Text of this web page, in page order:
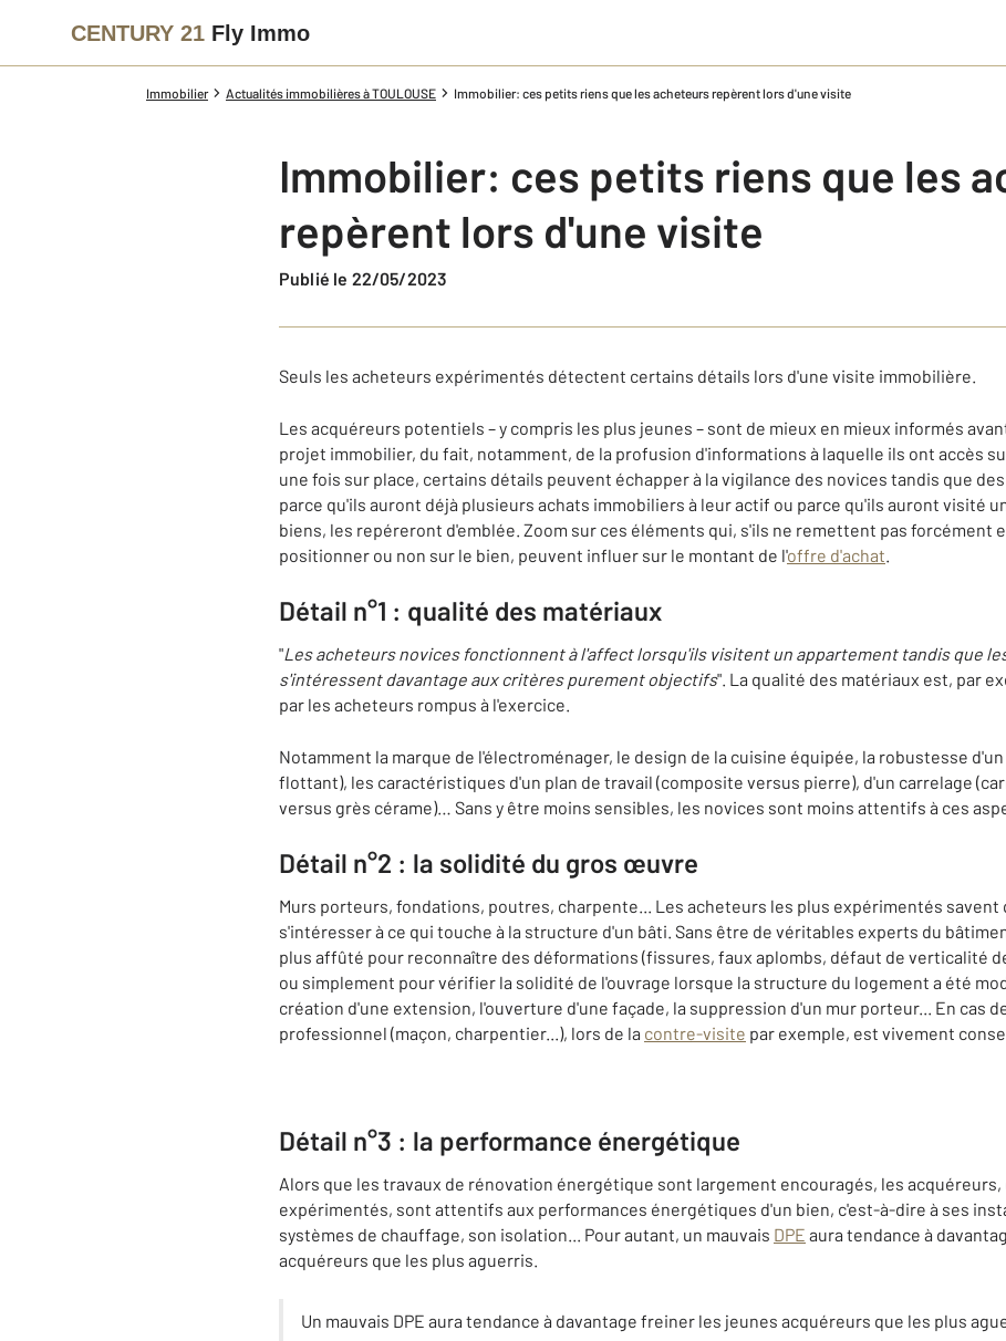
CENTURY 21 Fly Immo
Immobilier Actualités immobilières à TOULOUSE Immobilier: ces petits riens que les acheteurs repèrent lors d'une visite
Immobilier: ces petits riens que les
repèrent lors d'une visite
Publié le 22/05/2023
Seuls les acheteurs expérimentés détectent certains détails lors d'une visite immobilière.
Les acquéreurs potentiels – y compris les plus jeunes – sont de mieux en mieux informés
projet immobilier, du fait, notamment, de la profusion d'informations à laquelle ils ont accès
une fois sur place, certains détails peuvent échapper à la vigilance des novices tandis que
parce qu'ils auront déjà plusieurs achats immobiliers à leur actif ou parce qu'ils auront visité
biens, les repéreront d'emblée. Zoom sur ces éléments qui, s'ils ne remettent pas forcément
positionner ou non sur le bien, peuvent influer sur le montant de l'offre d'achat.
Détail n°1 : qualité des matériaux
"Les acheteurs novices fonctionnent à l'affect lorsqu'ils visitent un appartement tandis que
s'intéressent davantage aux critères purement objectifs". La qualité des matériaux est, par
par les acheteurs rompus à l'exercice.
Notamment la marque de l'électroménager, le design de la cuisine équipée, la robustesse
flottant), les caractéristiques d'un plan de travail (composite versus pierre), d'un carrelage
versus grès cérame)… Sans y être moins sensibles, les novices sont moins attentifs à ces
Détail n°2 : la solidité du gros œuvre
Murs porteurs, fondations, poutres, charpente... Les acheteurs les plus expérimentés savent
s'intéresser à ce qui touche à la structure d'un bâti. Sans être de véritables experts du
plus affûté pour reconnaître des déformations (fissures, faux aplombs, défaut de verticalité
ou simplement pour vérifier la solidité de l'ouvrage lorsque la structure du logement a été
création d'une extension, l'ouverture d'une façade, la suppression d'un mur porteur... En cas
professionnel (maçon, charpentier...), lors de la contre-visite par exemple, est vivement
Détail n°3 : la performance énergétique
Alors que les travaux de rénovation énergétique sont largement encouragés, les
expérimentés, sont attentifs aux performances énergétiques d'un bien, c'est-à-dire à ses
systèmes de chauffage, son isolation... Pour autant, un mauvais DPE aura tendance à
acquéreurs que les plus aguerris.
Un mauvais DPE aura tendance à davantage freiner les jeunes acquéreurs que les plus